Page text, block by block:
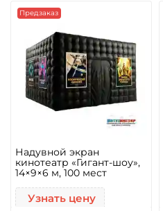
Предзаказ
Надувной экран
кинотеатр «Гигант-шоу»,
14×9×6 м, 100 мест
Узнать цену